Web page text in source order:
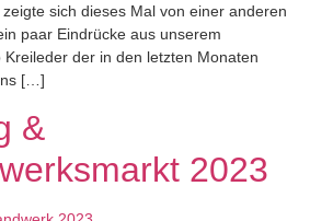
sich dieses Mal von einer anderen
paar Eindrücke aus unserem
der in den letzten Monaten
[…]
&
2023